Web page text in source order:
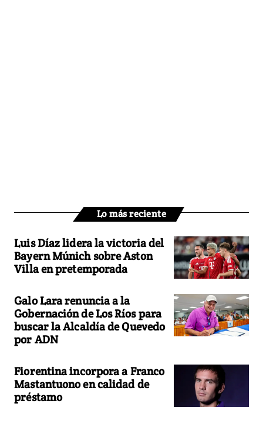
Lo más reciente
Luis Díaz lidera la victoria del
Bayern Múnich sobre Aston
Villa en pretemporada
Galo Lara renuncia a la
Gobernación de Los Ríos para
buscar la Alcaldía de Quevedo
por ADN
Fiorentina incorpora a Franco
Mastantuono en calidad de
préstamo